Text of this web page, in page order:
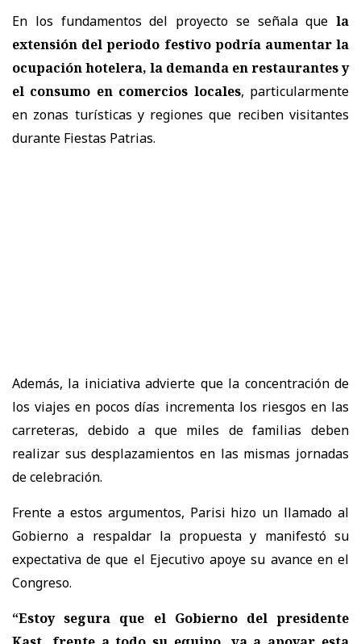
En los fundamentos del proyecto se señala que la
extensión del periodo festivo podría aumentar la
ocupación hotelera, la demanda en restaurantes y
el consumo en comercios locales, particularmente
en zonas turísticas y regiones que reciben visitantes
durante Fiestas Patrias.
Además, la iniciativa advierte que la concentración de
los viajes en pocos días incrementa los riesgos en las
carreteras, debido a que miles de familias deben
realizar sus desplazamientos en las mismas jornadas
de celebración.
Frente a estos argumentos, Parisi hizo un llamado al
Gobierno a respaldar la propuesta y manifestó su
expectativa de que el Ejecutivo apoye su avance en el
Congreso.
“Estoy segura que el Gobierno del presidente